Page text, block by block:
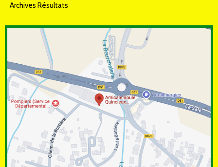
Archives Résultats